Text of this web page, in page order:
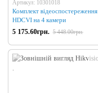
Артикул: 10301018
Комплект відеоспостереження
HDCVI на 4 камери
5 175.60грн. 5 448.00грн.